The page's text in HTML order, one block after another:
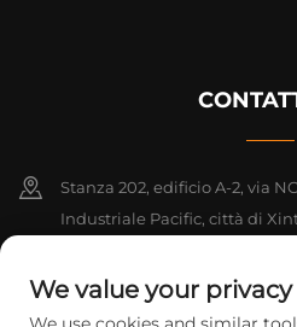
Stanza 202, edificio A-2, via
Industriale Pacific, città di
+86-18925142858
We value your privacy